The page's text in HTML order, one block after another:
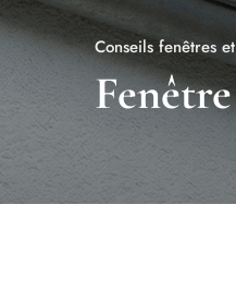
Conseils fenêtres